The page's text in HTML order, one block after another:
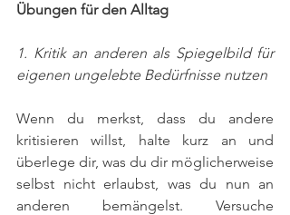
Übungen für den Alltag
1. Kritik an anderen als Spiegelbild für
eigenen ungelebte Bedürfnisse nutzen
Wenn du merkst, dass du andere
kritisieren willst, halte kurz an und
überlege dir, was du dir möglicherweise
selbst nicht erlaubst, was du nun an
anderen bemängelst. Versuche